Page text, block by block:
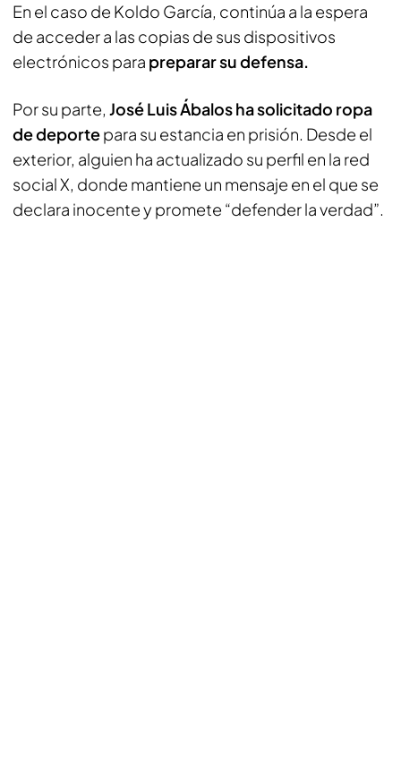
En el caso de Koldo García, continúa a la espera
de acceder a las copias de sus dispositivos
electrónicos para preparar su defensa.
Por su parte, José Luis Ábalos ha solicitado ropa
de deportepara su estancia en prisión. Desde el
exterior, alguien ha actualizado su perfil en la red
social X, donde mantiene un mensaje en el que se
declara inocente y promete “defender la verdad”.